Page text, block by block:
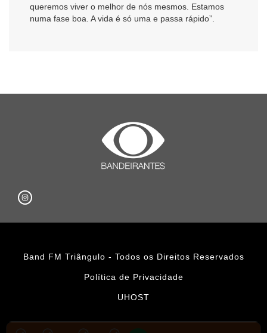
queremos viver o melhor de nós mesmos. Estamos
numa fase boa. A vida é só uma e passa rápido”.
Band FM Triângulo - Todos os Direitos Reservados
Política de Privacidade
UHOST